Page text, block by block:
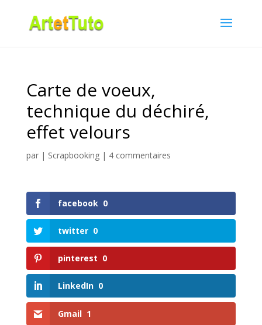
Carte de voeux,
technique du déchiré,
effet velours
par | Scrapbooking| 4 commentaires
facebook 0
twitter 0
pinterest 0
LinkedIn 0
Gmail 1